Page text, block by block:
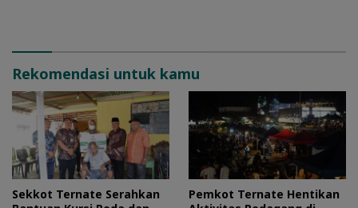
Rekomendasi untuk kamu
Sekkot Ternate Serahkan
Pemkot Ternate Hentikan